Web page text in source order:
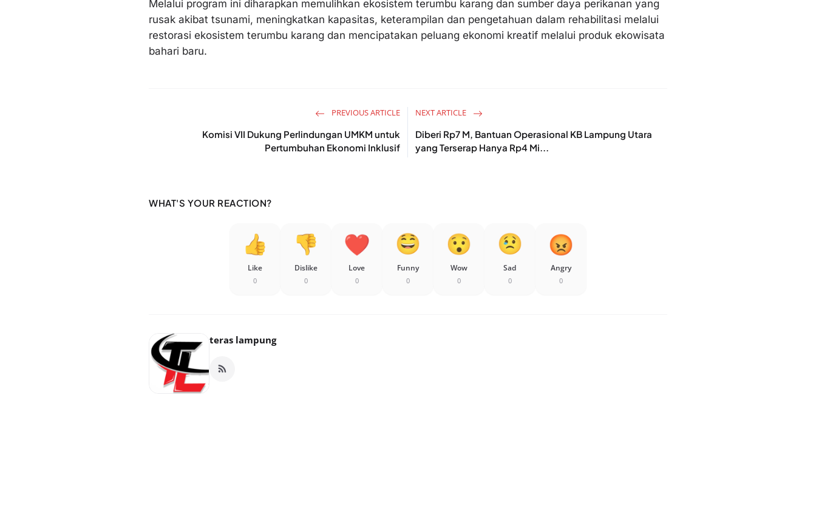
Melalui program ini diharapkan memulihkan ekosistem terumbu karang dan sumber daya perikanan yang
rusak akibat tsunami, meningkatkan kapasitas, keterampilan dan pengetahuan dalam rehabilitasi melalui
restorasi ekosistem terumbu karang dan mencipatakan peluang ekonomi kreatif melalui produk ekowisata
bahari baru.
PREVIOUS ARTICLE
Komisi VII Dukung Perlindungan UMKM untuk
Pertumbuhan Ekonomi Inklusif
NEXT ARTICLE
Diberi Rp7 M, Bantuan Operasional KB Lampung Utara
yang Terserap Hanya Rp4 Mi...
WHAT'S YOUR REACTION?
Like
0
Dislike
0
Love
0
Funny
0
Wow
0
Sad
0
Angry
0
teras lampung